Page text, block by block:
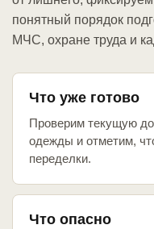
понятный порядок
МЧС, охране труда и
Что уже готово
Проверим текущую
одежды и отметим,
переделки.
Что опасно